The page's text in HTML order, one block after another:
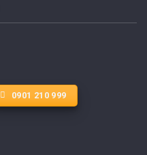
0901 210 999